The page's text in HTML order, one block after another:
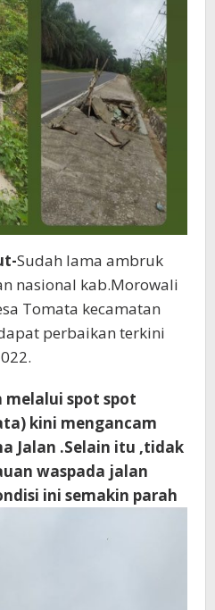
Sudah lama ambruk
nasional kab.Morowali
Tomata kecamatan
perbaikan terkini
melalui spot spot
kini mengancam
Jalan .Selain itu ,tidak
waspada jalan
ini semakin parah